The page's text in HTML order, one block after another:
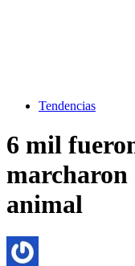
Tendencias
6 mil
animal